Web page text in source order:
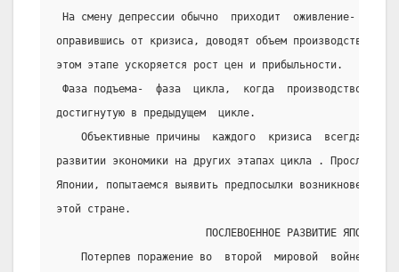
На смену депрессии обычно  приходит  оживление-
оправившись от кризиса, доводят объем производства
этом этапе ускоряется рост цен и прибыльности.
Фаза подъема-  фаза  цикла,  когда  производство
достигнутую в предыдущем  цикле.
Объективные причины  каждого  кризиса  всегда
развитии экономики на других этапах цикла . Проследив
Японии, попытаемся выявить предпосылки возникновения
этой стране.
                        ПОСЛЕВОЕННОЕ РАЗВИТИЕ ЯПОНИИ.
Потерпев поражение во  второй  мировой  войне